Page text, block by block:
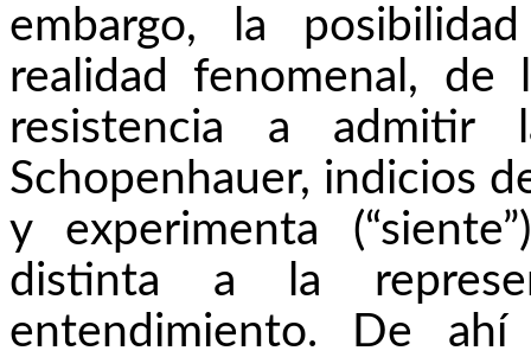
embargo, la
realidad fenomenal,
resistencia a admitir
Schopenhauer, indicios
y experimenta
distinta a la
entendimiento. De